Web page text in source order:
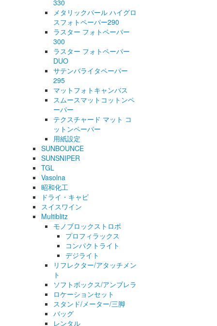
330
メタリックパール ハイグロ
スフォトペーパー290
ラスター フォトペーパー
300
ラスター フォトペーパー
DUO
サテンバライタペーパー
295
マットフォトキャンバス
スムースマットコットンペ
ーパー
テクスチャード マット コ
ットンペーパー
用紙設定
SUNBOUNCE
SUNSNIPER
TGL
Vasolna
昭和化工
ドライ・キャビ
スイスワイン
Multiblitz
モノブロックストロボ
プロフィラックス
コンパクトライト
デジライト
リフレクター/アタッチメン
ト
ソフトボックス/アンブレラ
ロケーションセット
スタンド/メーター/三脚
バッグ
レンタル